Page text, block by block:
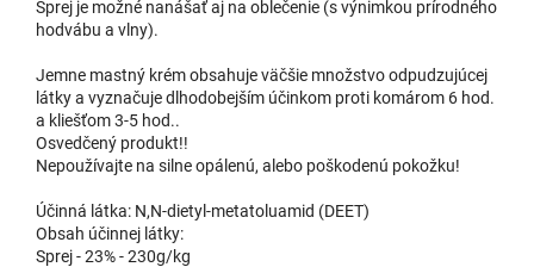
Sprej je možné nanášať aj na oblečenie (s výnimkou prírodného
hodvábu a vlny).
Jemne mastný krém obsahuje väčšie množstvo odpudzujúcej
látky a vyznačuje dlhodobejším účinkom proti komárom 6 hod.
a kliešťom 3-5 hod..
Osvedčený produkt!!
Nepoužívajte na silne opálenú, alebo poškodenú pokožku!
Účinná látka: N,N-dietyl-metatoluamid (DEET)
Obsah účinnej látky:
Sprej - 23% - 230g/kg